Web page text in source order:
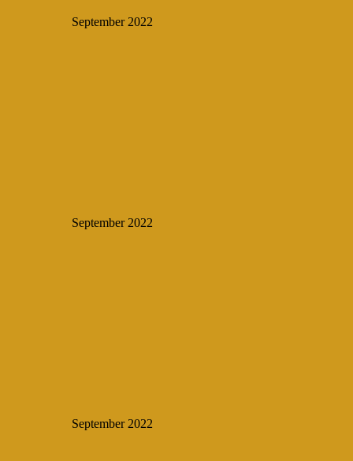
September 2022
September 2022
September 2022